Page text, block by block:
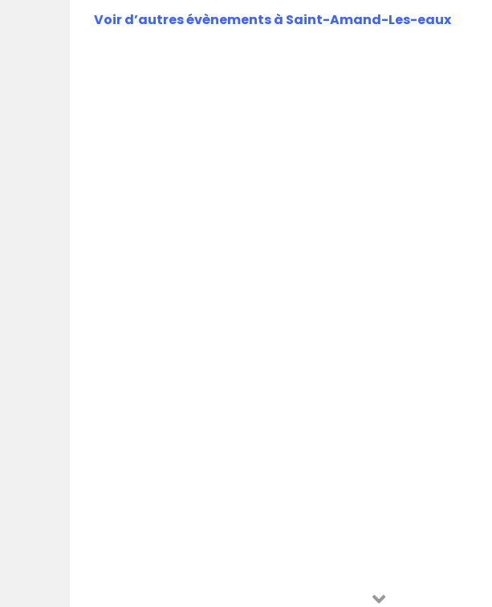
Voir d’autres évènements à Saint-Amand-Les-eaux